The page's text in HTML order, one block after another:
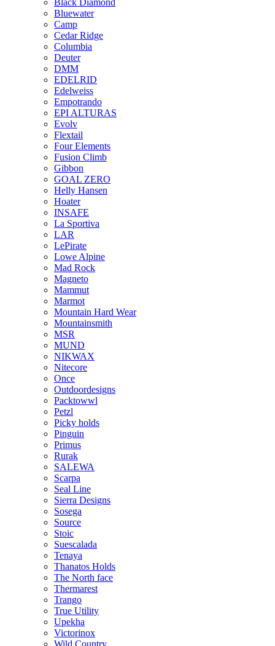
Black Diamond
Bluewater
Camp
Cedar Ridge
Columbia
Deuter
DMM
EDELRID
Edelweiss
Empotrando
EPI ALTURAS
Evolv
Flextail
Four Elements
Fusion Climb
Gibbon
GOAL ZERO
Helly Hansen
Hoater
INSAFE
La Sportiva
LAR
LePirate
Lowe Alpine
Mad Rock
Magneto
Mammut
Marmot
Mountain Hard Wear
Mountainsmith
MSR
MUND
NIKWAX
Nitecore
Once
Outdoordesigns
Packtowwl
Petzl
Picky holds
Pinguin
Primus
Rurak
SALEWA
Scarpa
Seal Line
Sierra Designs
Sosega
Source
Stoic
Suescalada
Tenaya
Thanatos Holds
The North face
Thermarest
Trango
True Utility
Upekha
Victorinox